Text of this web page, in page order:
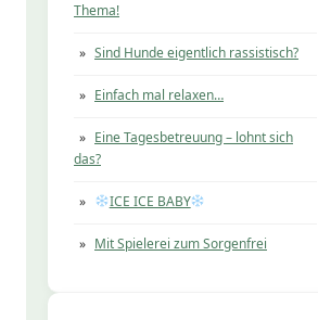
Thema!
Sind Hunde eigentlich rassistisch?
Einfach mal relaxen…
Eine Tagesbetreuung – lohnt sich
das?
ICE ICE BABY
Mit Spielerei zum Sorgenfrei